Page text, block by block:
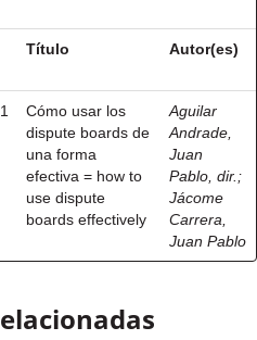
Título Autor(es)
Cómo usar los
dispute boards de
una forma
efectiva = how to
use dispute
boards effectively
Aguilar
Andrade,
Juan
Pablo, dir. ;
Jácome
Carrera,
Juan Pablo